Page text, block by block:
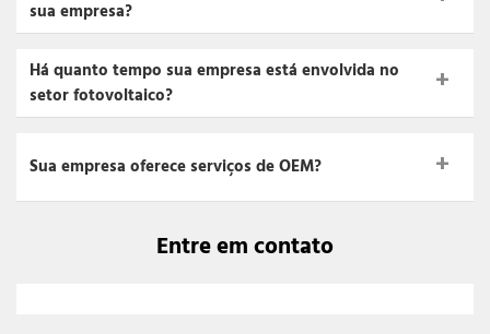
sua empresa?
Há quanto tempo sua empresa está envolvida no
setor fotovoltaico?
Sua empresa oferece serviços de OEM?
Entre em contato